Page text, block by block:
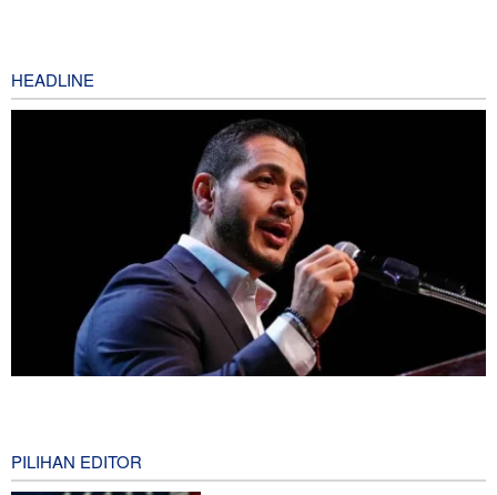
HEADLINE
Ghalibaf kepada Trump: Diplomasi Sandiwara AS telah Gagal !
PILIHAN EDITOR